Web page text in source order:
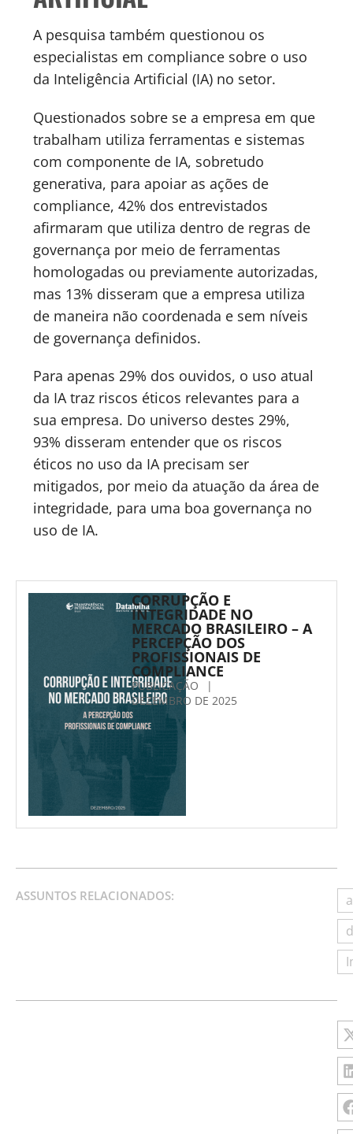
A pesquisa também questionou os
especialistas em compliance sobre o uso
da Inteligência Artificial (IA) no setor.
Questionados sobre se a empresa em que
trabalham utiliza ferramentas e sistemas
com componente de IA, sobretudo
generativa, para apoiar as ações de
compliance, 42% dos entrevistados
afirmaram que utiliza dentro de regras de
governança por meio de ferramentas
homologadas ou previamente autorizadas,
mas 13% disseram que a empresa utiliza
de maneira não coordenada e sem níveis
de governança definidos.
Para apenas 29% dos ouvidos, o uso atual
da IA traz riscos éticos relevantes para a
sua empresa. Do universo destes 29%,
93% disseram entender que os riscos
éticos no uso da IA precisam ser
mitigados, por meio da atuação da área de
integridade, para uma boa governança no
uso de IA.
CORRUPÇÃO E
INTEGRIDADE NO
MERCADO BRASILEIRO – A
PERCEPÇÃO DOS
PROFISSIONAIS DE
COMPLIANCE
PUBLICAÇÃO
|
DEZEMBRO DE 2025
ASSUNTOS RELACIONADOS: